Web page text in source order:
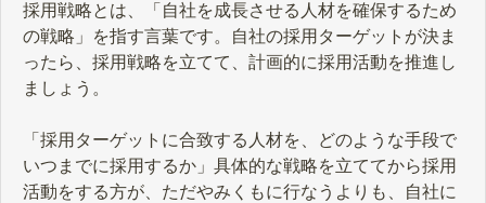
採用戦略とは、「自社を成長させる人材を確保するため
の戦略」を指す言葉です。自社の採用ターゲットが決ま
ったら、採用戦略を立てて、計画的に採用活動を推進し
ましょう。
「採用ターゲットに合致する人材を、どのような手段で
いつまでに採用するか」具体的な戦略を立ててから採用
活動をする方が、ただやみくもに行なうよりも、自社に